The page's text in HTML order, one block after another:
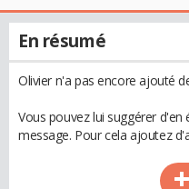
En résumé
Olivier n'a pas encore ajouté
Vous pouvez lui suggérer d'en
message. Pour cela ajoutez